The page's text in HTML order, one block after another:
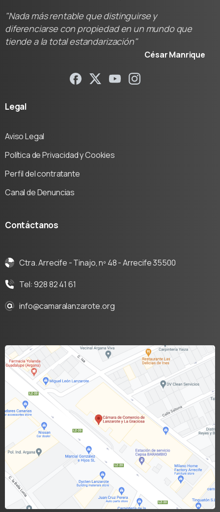
"Nada más rentable que distinguirse y
diferenciarse con propiedad en un mundo que
tiende a la total estandarización"
César Manrique
Legal
Aviso Legal
Política de Privacidad y Cookies
Perfil del contratante
Canal de Denuncias
Contáctanos
Ctra. Arrecife - Tinajo, nº 48 - Arrecife 35500
Tel: 928 82 41 61
info@camaralanzarote.org